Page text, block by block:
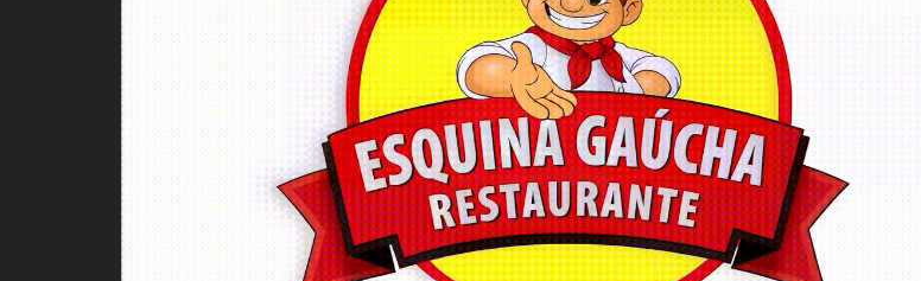
Vinhos, Bebidas,
Cervejas, Comida,
Receitas, Chef, RH,
Emprego,
Empreendedorismo,
Negócios,
Oportunidades,